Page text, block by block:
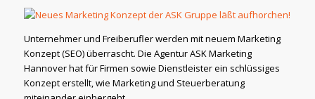
Unternehmer und Freiberufler werden mit neuem Marketing
Konzept (SEO) überrascht. Die Agentur ASK Marketing
Hannover hat für Firmen sowie Dienstleister ein schlüssiges
Konzept erstellt, wie Marketing und Steuerberatung